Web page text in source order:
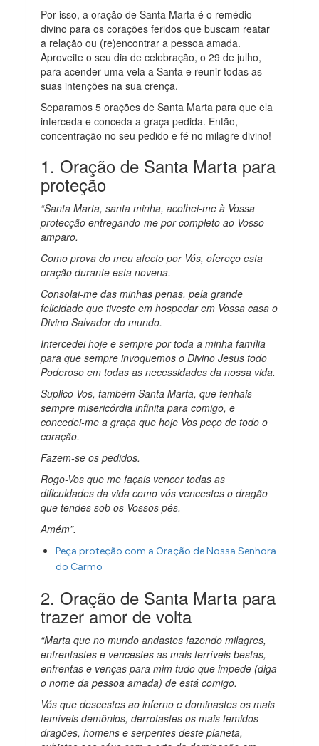
Por isso, a oração de Santa Marta é o remédio
divino para os corações feridos que buscam reatar
a relação ou (re)encontrar a pessoa amada.
Aproveite o seu dia de celebração, o 29 de julho,
para acender uma vela a Santa e reunir todas as
suas intenções na sua crença.
Separamos 5 orações de Santa Marta para que ela
interceda e conceda a graça pedida. Então,
concentração no seu pedido e fé no milagre divino!
1. Oração de Santa Marta para
proteção
“Santa Marta, santa minha, acolhei-me à Vossa
protecção entregando-me por completo ao Vosso
amparo.
Como prova do meu afecto por Vós, ofereço esta
oração durante esta novena.
Consolai-me das minhas penas, pela grande
felicidade que tiveste em hospedar em Vossa casa o
Divino Salvador do mundo.
Intercedei hoje e sempre por toda a minha família
para que sempre invoquemos o Divino Jesus todo
Poderoso em todas as necessidades da nossa vida.
Suplico-Vos, também Santa Marta, que tenhais
sempre misericórdia infinita para comigo, e
concedei-me a graça que hoje Vos peço de todo o
coração.
Fazem-se os pedidos.
Rogo-Vos que me façais vencer todas as
dificuldades da vida como vós vencestes o dragão
que tendes sob os Vossos pés.
Amém”.
Peça proteção com a Oração de Nossa Senhora
do Carmo
2. Oração de Santa Marta para
trazer amor de volta
“Marta que no mundo andastes fazendo milagres,
enfrentastes e vencestes as mais terríveis bestas,
enfrentas e venças para mim tudo que impede (diga
o nome da pessoa amada) de está comigo.
Vós que descestes ao inferno e dominastes os mais
temíveis demônios, derrotastes os mais temidos
dragões, homens e serpentes deste planeta,